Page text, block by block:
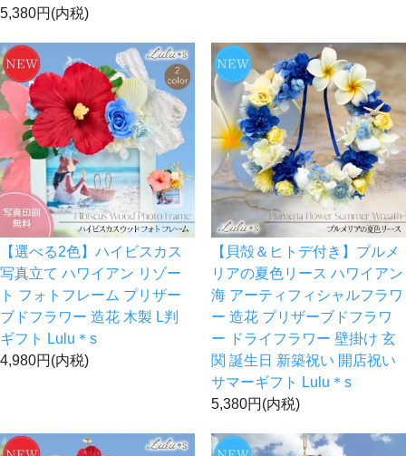
5,380円(内税)
【選べる2色】ハイビスカス
写真立て ハワイアン リゾー
ト フォトフレーム プリザー
ブドフラワー 造花 木製 L判
ギフト Lulu＊s
4,980円(内税)
【貝殻＆ヒトデ付き】プルメ
リアの夏色リース ハワイアン
海 アーティフィシャルフラワ
ー 造花 プリザーブドフラワ
ー ドライフラワー 壁掛け 玄
関 誕生日 新築祝い 開店祝い
サマーギフト Lulu＊s
5,380円(内税)